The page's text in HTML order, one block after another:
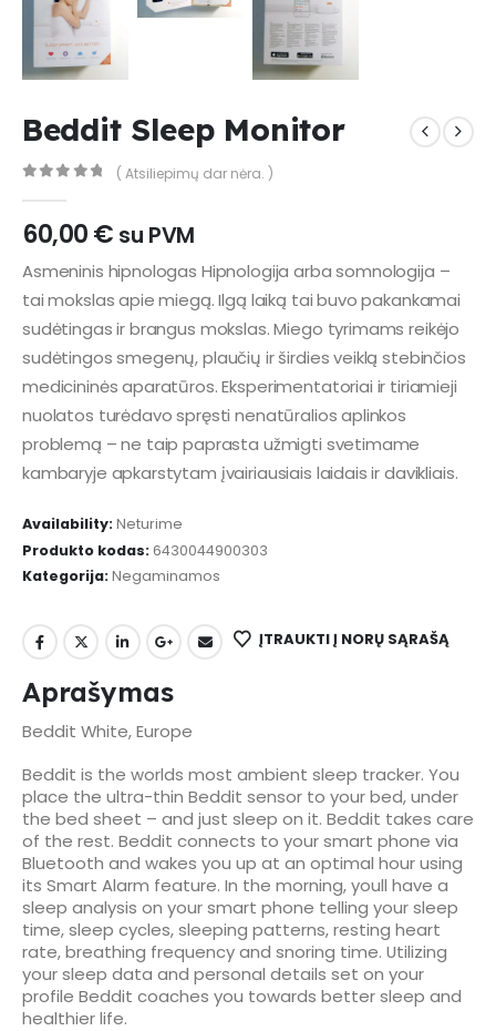
Beddit Sleep Monitor
( Atsiliepimų dar nėra. )
60,00€ su PVM
Asmeninis hipnologas Hipnologija arba somnologija –
tai mokslas apie miegą. Ilgą laiką tai buvo pakankamai
sudėtingas ir brangus mokslas. Miego tyrimams reikėjo
sudėtingos smegenų, plaučių ir širdies veiklą stebinčios
medicininės aparatūros. Eksperimentatoriai ir tiriamieji
nuolatos turėdavo spręsti nenatūralios aplinkos
problemą – ne taip paprasta užmigti svetimame
kambaryje apkarstytam įvairiausiais laidais ir davikliais.
Availability: Neturime
Produkto kodas: 6430044900303
Kategorija: Negaminamos
ĮTRAUKTI Į NORŲ SĄRAŠĄ
Aprašymas
Beddit White, Europe
Beddit is the worlds most ambient sleep tracker. You
place the ultra-thin Beddit sensor to your bed, under
the bed sheet – and just sleep on it. Beddit takes care
of the rest. Beddit connects to your smart phone via
Bluetooth and wakes you up at an optimal hour using
its Smart Alarm feature. In the morning, youll have a
sleep analysis on your smart phone telling your sleep
time, sleep cycles, sleeping patterns, resting heart
rate, breathing frequency and snoring time. Utilizing
your sleep data and personal details set on your
profile Beddit coaches you towards better sleep and
healthier life.